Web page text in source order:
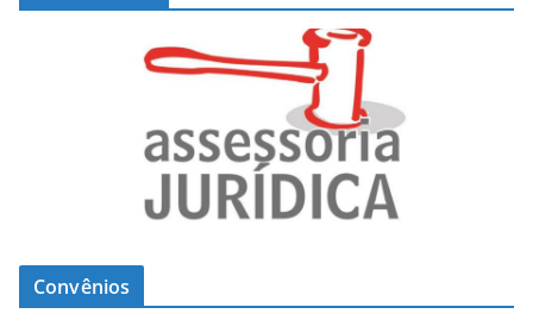
Convênios